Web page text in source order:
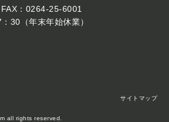
：0264-25-6001
30（年末年始休業）
サイトマップ
all rights reserved.